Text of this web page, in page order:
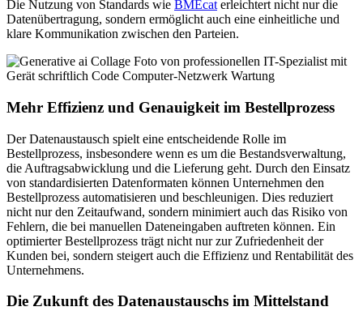
Die Nutzung von Standards wie BMEcat erleichtert nicht nur die
Datenübertragung, sondern ermöglicht auch eine einheitliche und
klare Kommunikation zwischen den Parteien.
Mehr Effizienz und Genauigkeit im Bestellprozess
Der Datenaustausch spielt eine entscheidende Rolle im
Bestellprozess, insbesondere wenn es um die Bestandsverwaltung,
die Auftragsabwicklung und die Lieferung geht. Durch den Einsatz
von standardisierten Datenformaten können Unternehmen den
Bestellprozess automatisieren und beschleunigen. Dies reduziert
nicht nur den Zeitaufwand, sondern minimiert auch das Risiko von
Fehlern, die bei manuellen Dateneingaben auftreten können. Ein
optimierter Bestellprozess trägt nicht nur zur Zufriedenheit der
Kunden bei, sondern steigert auch die Effizienz und Rentabilität des
Unternehmens.
Die Zukunft des Datenaustauschs im Mittelstand